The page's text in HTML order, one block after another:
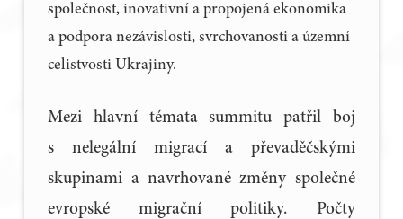
společnost, inovativní a propojená ekonomika
a podpora nezávislosti, svrchovanosti a územní
celistvosti Ukrajiny.
Mezi hlavní témata summitu patřil boj
s nelegální migrací a převaděčskými
skupinami a navrhované změny společné
evropské migrační politiky. Počty